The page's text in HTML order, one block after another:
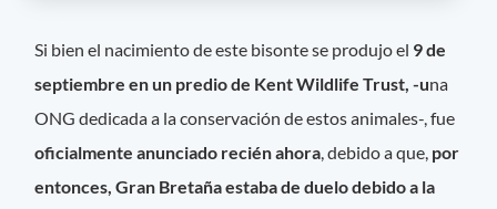
Si bien el nacimiento de este bisonte se produjo el 9 de
septiembre en un predio de Kent Wildlife Trust, -una
ONG dedicada a la conservación de estos animales-, fue
oficialmente anunciado recién ahora, debido a que, por
entonces, Gran Bretaña estaba de duelo debido a la